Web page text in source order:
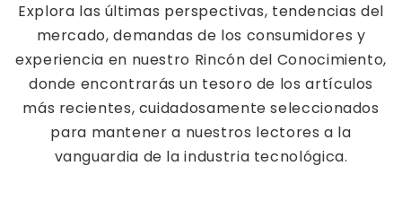
Explora las últimas perspectivas, tendencias del
mercado, demandas de los consumidores y
experiencia en nuestro Rincón del Conocimiento,
donde encontrarás un tesoro de los artículos
más recientes, cuidadosamente seleccionados
para mantener a nuestros lectores a la
vanguardia de la industria tecnológica.